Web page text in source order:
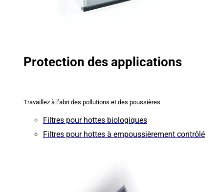
Protection des applications
Travaillez à l’abri des pollutions et des poussières
Filtres pour hottes biologiques
Filtres pour hottes à empoussièrement contrôlé